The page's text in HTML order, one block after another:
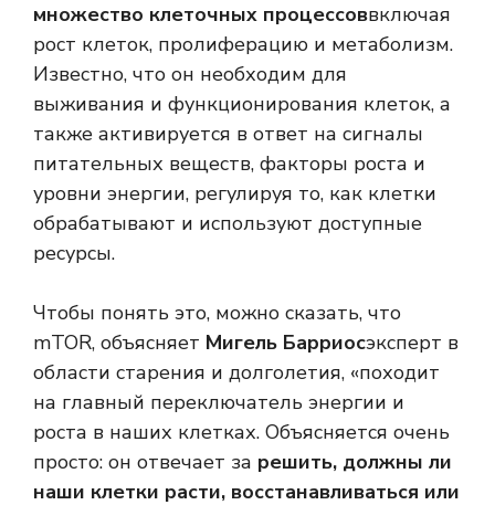
множество клеточных процессоввключая
рост клеток, пролиферацию и метаболизм.
Известно, что он необходим для
выживания и функционирования клеток, а
также активируется в ответ на сигналы
питательных веществ, факторы роста и
уровни энергии, регулируя то, как клетки
обрабатывают и используют доступные
ресурсы.
Чтобы понять это, можно сказать, что
mTOR, объясняет Мигель Барриосэксперт в
области старения и долголетия, «походит
на главный переключатель энергии и
роста в наших клетках. Объясняется очень
просто: он отвечает за решить, должны ли
наши клетки расти, восстанавливаться или